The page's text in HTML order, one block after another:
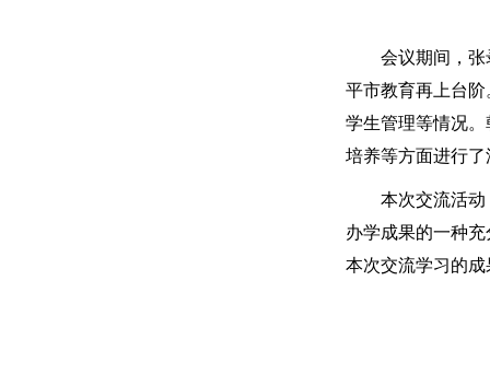
会议期间，张录
平市教育再上台
学生管理等情况
培养等方面进行
本次交流活动，
办学成果的一种
本次交流学习的